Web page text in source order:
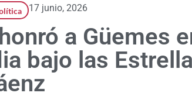
17 junio, 2026
a Güemes
bajo las